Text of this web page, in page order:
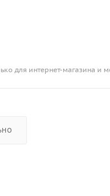
для интернет-магазина и